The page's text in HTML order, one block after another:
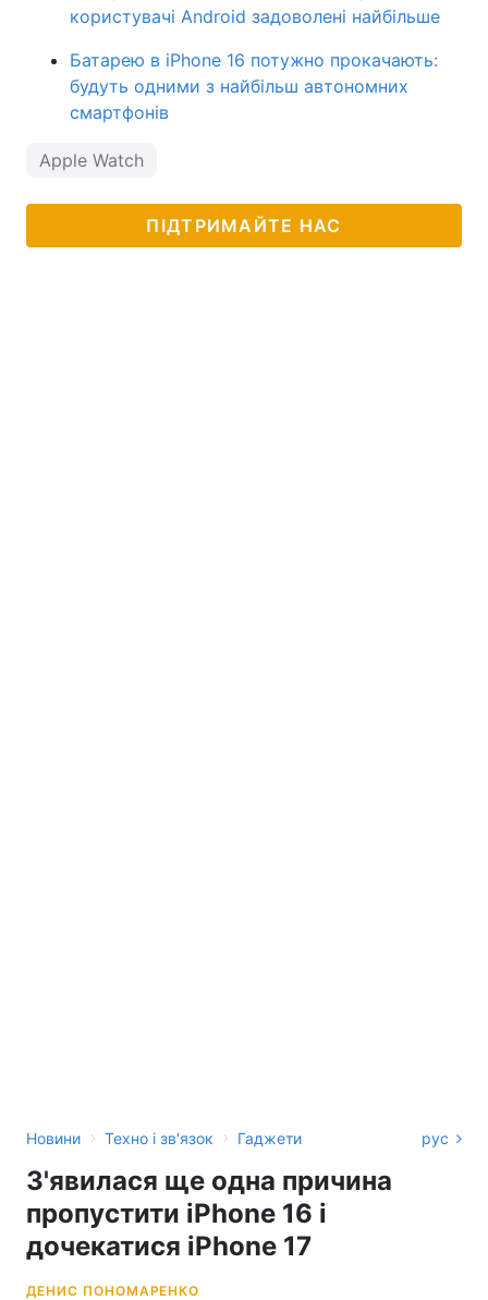
користувачі Android задоволені найбільше
Батарею в iPhone 16 потужно прокачають:
будуть одними з найбільш автономних
смартфонів
Apple Watch
ПІДТРИМАЙТЕ НАС
Новини › Техно і зв'язок › Гаджети рус
З'явилася ще одна причина
пропустити iPhone 16 і
дочекатися iPhone 17
ДЕНИС ПОНОМАРЕНКО